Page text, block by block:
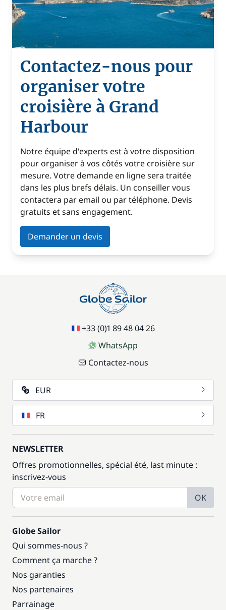
Contactez-nous pour
organiser votre
croisière à Grand
Harbour
Notre équipe d'experts est à votre disposition
pour organiser à vos côtés votre croisière sur
mesure. Votre demande en ligne sera traitée
dans les plus brefs délais. Un conseiller vous
contactera par email ou par téléphone. Devis
gratuits et sans engagement.
Demander un devis
+33 (0)1 89 48 04 26
WhatsApp
Contactez-nous
EUR
FR
NEWSLETTER
Offres promotionnelles, spécial été, last minute :
inscrivez-vous
OK
Globe Sailor
Qui sommes-nous ?
Comment ça marche ?
Nos garanties
Nos partenaires
Parrainage